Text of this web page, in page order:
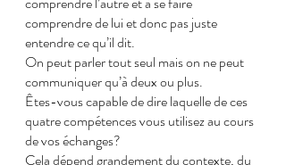
comprendre de lui et donc pas juste
entendre ce qu’il dit.
On peut parler tout seul mais on ne peut
communiquer qu’à deux ou plus.
Êtes-vous capable de dire laquelle de ces
quatre compétences vous utilisez au cours
de vos échanges?
Cela dépend grandement du contexte, du